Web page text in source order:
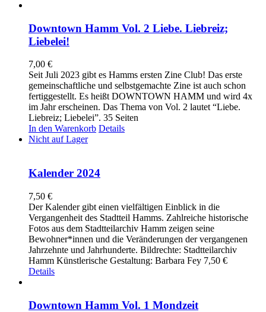
Downtown Hamm Vol. 2 Liebe. Liebreiz;
Liebelei!
7,00 €
Seit Juli 2023 gibt es Hamms ersten Zine Club! Das erste
gemeinschaftliche und selbstgemachte Zine ist auch schon
fertiggestellt. Es heißt DOWNTOWN HAMM und wird 4x
im Jahr erscheinen. Das Thema von Vol. 2 lautet “Liebe.
Liebreiz; Liebelei”. 35 Seiten
In den Warenkorb Details
Nicht auf Lager
Kalender 2024
7,50 €
Der Kalender gibt einen vielfältigen Einblick in die
Vergangenheit des Stadtteil Hamms. Zahlreiche historische
Fotos aus dem Stadtteilarchiv Hamm zeigen seine
Bewohner*innen und die Veränderungen der vergangenen
Jahrzehnte und Jahrhunderte. Bildrechte: Stadtteilarchiv
Hamm Künstlerische Gestaltung: Barbara Fey 7,50 €
Details
Downtown Hamm Vol. 1 Mondzeit